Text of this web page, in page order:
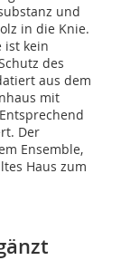
und
in die Knie.
ist kein
des
aus dem
mit
Der
Ensemble,
Haus zum